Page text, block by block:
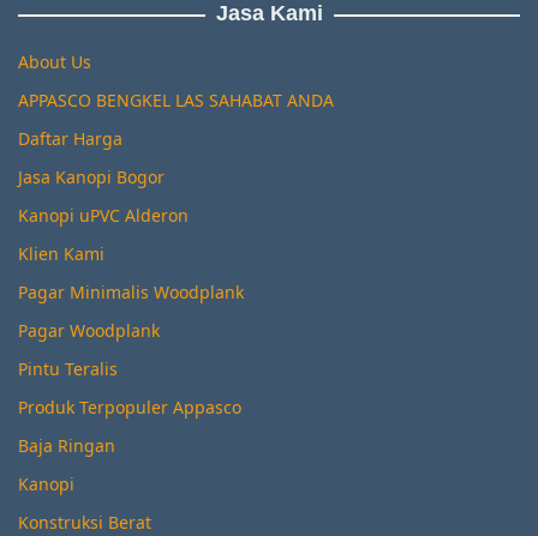
Jasa Kami
About Us
APPASCO BENGKEL LAS SAHABAT ANDA
Daftar Harga
Jasa Kanopi Bogor
Kanopi uPVC Alderon
Klien Kami
Pagar Minimalis Woodplank
Pagar Woodplank
Pintu Teralis
Produk Terpopuler Appasco
Baja Ringan
Kanopi
Konstruksi Berat